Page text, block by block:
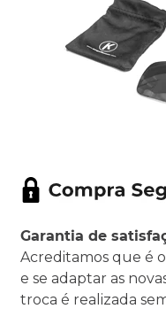
Garantia de
Acreditamos que é
e se adaptar as
troca é realizada